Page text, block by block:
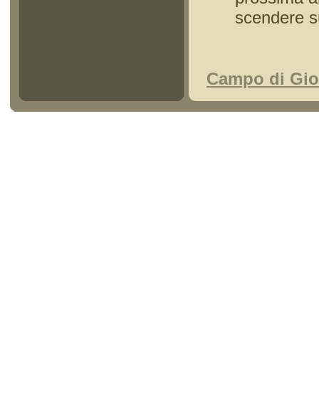
scendere
Campo di